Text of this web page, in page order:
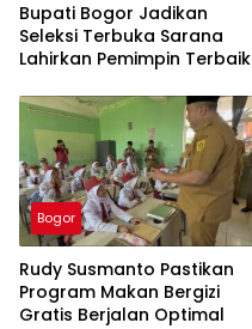
Bupati Bogor Jadikan
Seleksi Terbuka Sarana
Lahirkan Pemimpin Terbaik
Bogor
Rudy Susmanto Pastikan
Program Makan Bergizi
Gratis Berjalan Optimal